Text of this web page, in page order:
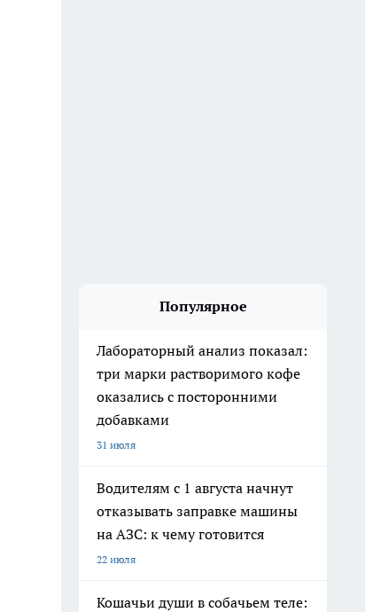
Популярное
Лабораторный анализ показал:
три марки растворимого кофе
оказались с посторонними
добавками
31 июля
Водителям с 1 августа начнут
отказывать заправке машины
на АЗС: к чему готовится
22 июля
Кошачьи души в собачьем теле: